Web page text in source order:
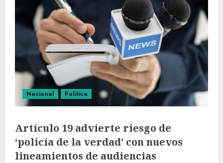
Nacional Política
Artículo 19 advierte riesgo de
‘policía de la verdad’ con nuevos
lineamientos de audiencias